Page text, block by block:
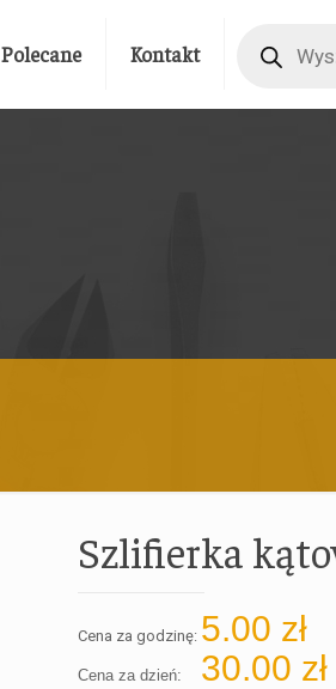
Polecane Kontakt
search
Szlifierka
Cena za godzinę: 5.00 zł
Cena za dzień: 30.00 zł